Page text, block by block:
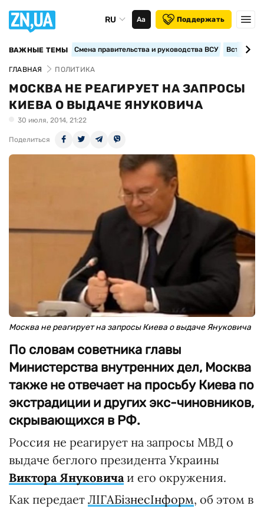
RU Аа Поддержать
ВАЖНЫЕ ТЕМЫ Смена правительства и руководства ВСУ
ГЛАВНАЯ ПОЛИТИКА
МОСКВА НЕ РЕАГИРУЕТ НА ЗАПРОСЫ
КИЕВА О ВЫДАЧЕ ЯНУКОВИЧА
30 июля, 2014, 21:22
Поделиться
Москва не реагирует на запросы Киева о выдаче Януковича
По словам советника главы
Министерства внутренних дел, Москва
также не отвечает на просьбу Киева по
экстрадиции и других экс-чиновников,
скрывающихся в РФ.
Россия не реагирует на запросы МВД о
выдаче беглого президента Украины
Виктора Януковичаи его окружения.
Как передает ЛІГАБізнесІнформ, об этом в